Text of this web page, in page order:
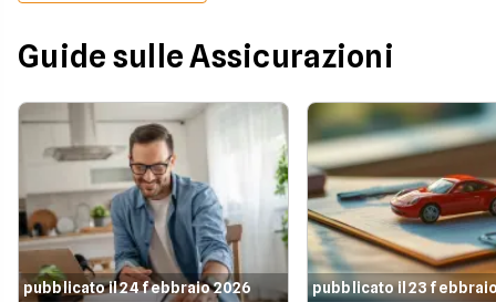
Guide sulle Assicurazioni
pubblicato il 24 febbraio 2026 pubblicato il 23